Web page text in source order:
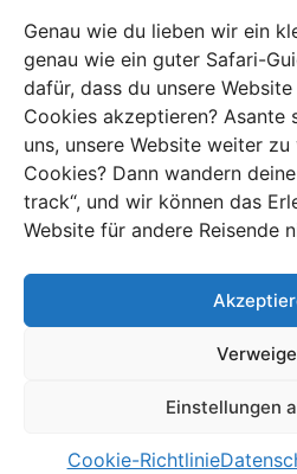
Genau wie du lieben wir ein
genau wie ein guter Safari-
dafür, dass du unsere
Cookies akzeptieren? Asante
uns, unsere Website weiter zu
Cookies? Dann wandern
track“, und wir können das
Website für andere Reisende
Einstellungen
Cookie-Richtlinie
St. Lucia
Sagst du iSimangaliso, sagst du
gehören zusammen. Das
umgeben von Wasser. Bis vor
„Greater St. Lucia Wetland
nur eine Brücke verbindet den
Und das Beste: hier laufen
Lucia hat die größte Flusspferd
Besonders nachts, wenn es
gemütlich – auch direkt neben